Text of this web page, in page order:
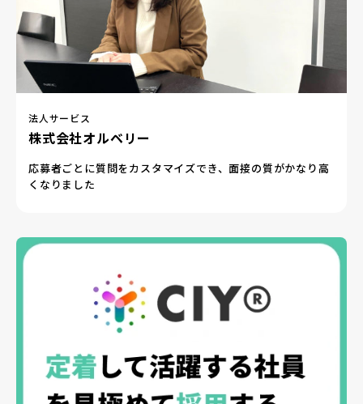
法人サービス
株式会社オルベリー
応募者ごとに質問をカスタマイズでき、面接の質がかなり高
くなりました